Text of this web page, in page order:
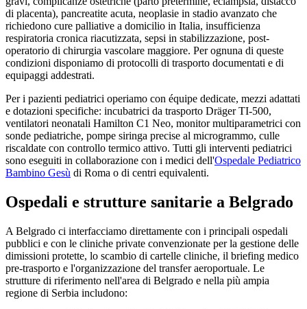
di placenta), pancreatite acuta, neoplasie in stadio avanzato che
richiedono cure palliative a domicilio in Italia, insufficienza
respiratoria cronica riacutizzata, sepsi in stabilizzazione, post-
operatorio di chirurgia vascolare maggiore. Per ognuna di queste
condizioni disponiamo di protocolli di trasporto documentati e di
equipaggi addestrati.
Per i pazienti pediatrici operiamo con équipe dedicate, mezzi adattati
e dotazioni specifiche: incubatrici da trasporto Dräger TI-500,
ventilatori neonatali Hamilton C1 Neo, monitor multiparametrici con
sonde pediatriche, pompe siringa precise al microgrammo, culle
riscaldate con controllo termico attivo. Tutti gli interventi pediatrici
sono eseguiti in collaborazione con i medici dell'Ospedale Pediatrico
Bambino Gesù di Roma o di centri equivalenti.
Ospedali e strutture sanitarie a Belgrado
A Belgrado ci interfacciamo direttamente con i principali ospedali
pubblici e con le cliniche private convenzionate per la gestione delle
dimissioni protette, lo scambio di cartelle cliniche, il briefing medico
pre-trasporto e l'organizzazione del transfer aeroportuale. Le
strutture di riferimento nell'area di Belgrado e nella più ampia
regione di Serbia includono: